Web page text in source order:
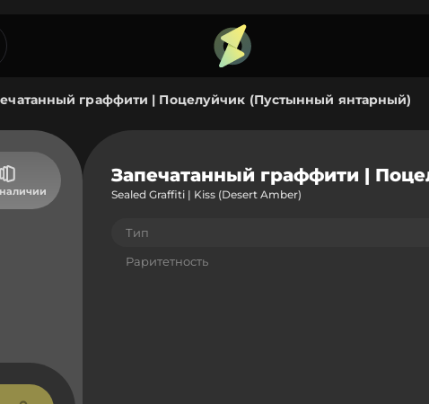
граффити | Поцелуйчик (Пустынный янтарный)
Запечатанный граффити |
Sealed Graffiti | Kiss (Desert Amber)
Тип
Раритетность